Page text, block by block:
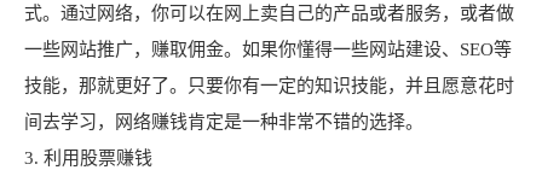
式。通过网络，你可以在网上卖自己的产品或者服务，或者做
一些网站推广，赚取佣金。如果你懂得一些网站建设、SEO等
技能，那就更好了。只要你有一定的知识技能，并且愿意花时
间去学习，网络赚钱肯定是一种非常不错的选择。
3. 利用股票赚钱